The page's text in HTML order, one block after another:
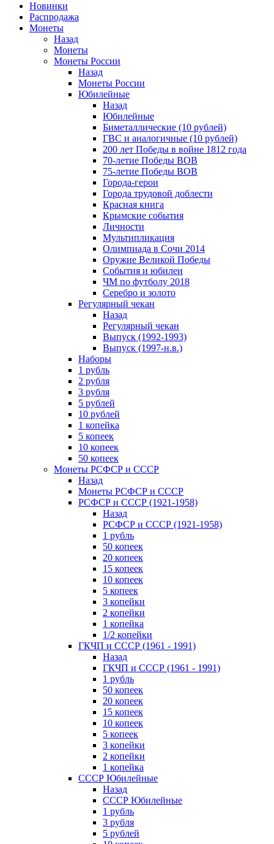
Новинки
Распродажа
Монеты
Назад
Монеты
Монеты России
Назад
Монеты России
Юбилейные
Назад
Юбилейные
Биметаллические (10 рублей)
ГВС и аналогичные (10 рублей)
200 лет Победы в войне 1812 года
70-летие Победы ВОВ
75-летие Победы ВОВ
Города-герои
Города трудовой доблести
Красная книга
Крымские события
Личности
Мультипликация
Олимпиада в Сочи 2014
Оружие Великой Победы
События и юбилеи
ЧМ по футболу 2018
Серебро и золото
Регулярный чекан
Назад
Регулярный чекан
Выпуск (1992-1993)
Выпуск (1997-н.в.)
Наборы
1 рубль
2 рубля
3 рубля
5 рублей
10 рублей
1 копейка
5 копеек
10 копеек
50 копеек
Монеты РСФСР и СССР
Назад
Монеты РСФСР и СССР
РСФСР и СССР (1921-1958)
Назад
РСФСР и СССР (1921-1958)
1 рубль
50 копеек
20 копеек
15 копеек
10 копеек
5 копеек
3 копейки
2 копейки
1 копейка
1/2 копейки
ГКЧП и СССР (1961 - 1991)
Назад
ГКЧП и СССР (1961 - 1991)
1 рубль
50 копеек
20 копеек
15 копеек
10 копеек
5 копеек
3 копейки
2 копейки
1 копейка
СССР Юбилейные
Назад
СССР Юбилейные
1 рубль
3 рубля
5 рублей